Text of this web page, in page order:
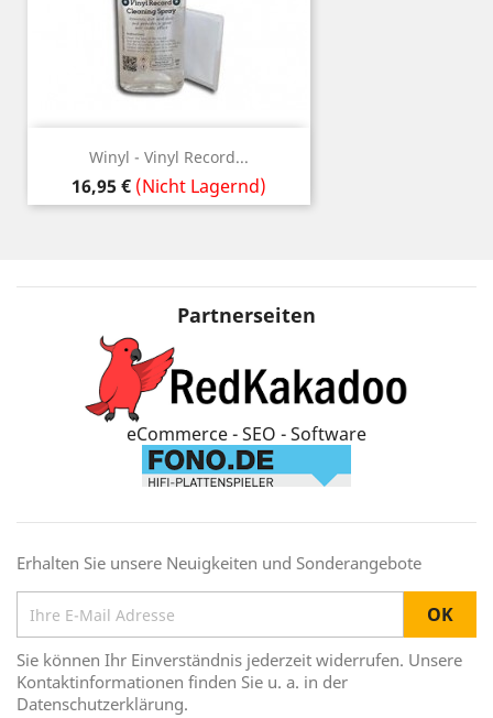
Winyl - Vinyl Record...
Preis
16,95 € (Nicht Lagernd)
Partnerseiten
eCommerce - SEO - Software
Erhalten Sie unsere Neuigkeiten und Sonderangebote
Sie können Ihr Einverständnis jederzeit widerrufen. Unsere
Kontaktinformationen finden Sie u. a. in der
Datenschutzerklärung.